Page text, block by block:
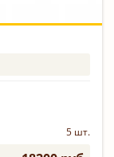
5 шт.